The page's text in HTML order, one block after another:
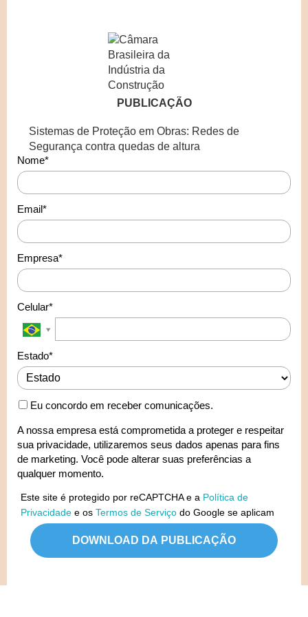
PUBLICAÇÃO
Sistemas de Proteção em Obras: Redes de
Segurança contra quedas de altura
Nome*
Email*
Empresa*
Celular*
Estado*
Eu concordo em receber comunicações.
A nossa empresa está comprometida a proteger e respeitar
sua privacidade, utilizaremos seus dados apenas para fins
de marketing. Você pode alterar suas preferências a
qualquer momento.
Este site é protegido por reCAPTCHA e a Política de
Privacidade e os Termos de Serviço do Google se aplicam
DOWNLOAD DA PUBLICAÇÃO